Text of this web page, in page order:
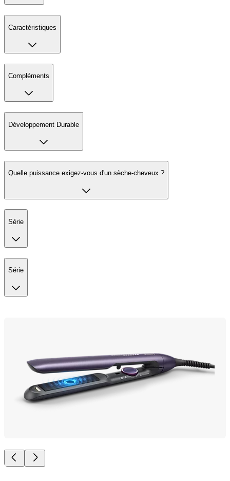
Caractéristiques
Compléments
Développement Durable
Quelle puissance exigez-vous d'un sèche-cheveux ?
Série
Série